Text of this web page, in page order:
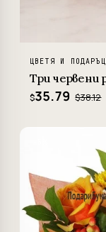
ЦВЕТЯ И
Три червени
$35.79 $38.12